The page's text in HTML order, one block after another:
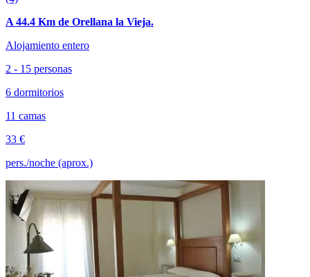
A 44.4 Km de Orellana la Vieja.
Alojamiento entero
2 - 15 personas
6 dormitorios
11 camas
33 €
pers./noche (aprox.)